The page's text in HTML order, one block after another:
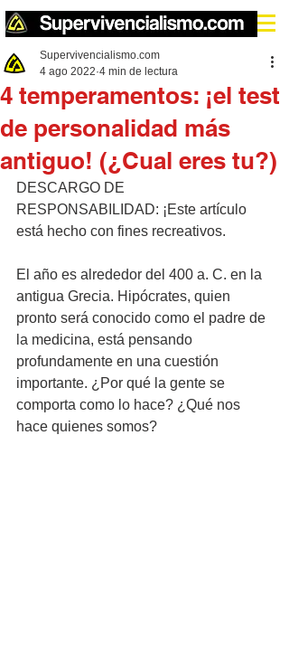
4 temperamentos: ¡el test
de personalidad más
antiguo! (¿Cual eres tu?)
Supervivencialismo.com
4 ago 2022 4 min de lectura
DESCARGO DE
RESPONSABILIDAD: ¡Este artículo
está hecho con fines recreativos.
El año es alrededor del 400 a. C. en la
antigua Grecia. Hipócrates, quien
pronto será conocido como el padre de
la medicina, está pensando
profundamente en una cuestión
importante. ¿Por qué la gente se
comporta como lo hace? ¿Qué nos
hace quienes somos?